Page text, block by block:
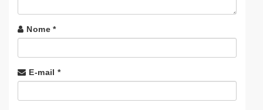
Nome *
E-mail *